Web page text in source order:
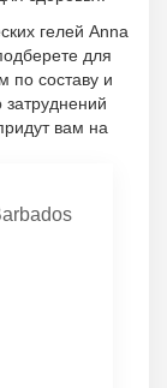
гелей Anna
для
по составу и
вам на